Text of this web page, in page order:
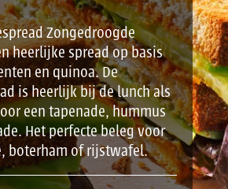
Zongedroogde
heerlijke spread op basis
en quinoa. De
is heerlijk bij de lunch als
een tapenade, hummus
Het perfecte beleg voor
boterham of rijstwafel.